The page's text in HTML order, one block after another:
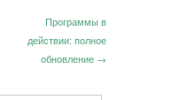
Программы в
действии: полное
обновление →